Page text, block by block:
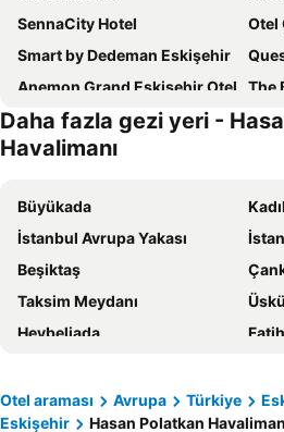
SennaCity Hotel
Otel
Smart by Dedeman Eskişehir
Anemon Grand Eskişehir Otel
The
Radisson Individuals Deluxe&Suites
Şehir Rezidans
Hilton Garden Inn Eskisehir
Arslanlı Konak
Sinada Otel
The
Hotel Dedepark
Formercity
Atos Otel
SRF
Daha fazla gezi yeri -
Havalimanı
Büyükada
İstanbul Avrupa Yakası
Beşiktaş
Taksim Meydanı
Heybeliada
Fatih
Kızılay Meydanı
Armutlu
Otel araması Avrupa Türkiye
Eskişehir
Hasan Polatkan